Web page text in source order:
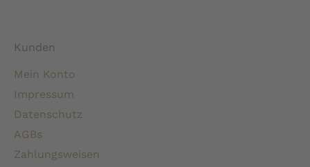
Kunden
Mein Konto
Impressum
Datenschutz
AGBs
Zahlungsweisen